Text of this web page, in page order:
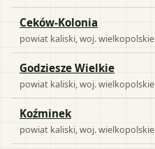
Ceków-Kolonia
powiat kaliski , woj.wielkopolskie
Godziesze Wielkie
powiat kaliski , woj.wielkopolskie
Koźminek
powiat kaliski , woj.wielkopolskie